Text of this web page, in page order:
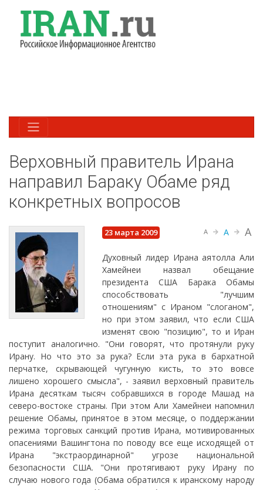
Верховный правитель Ирана
направил Бараку Обаме ряд
конкретных вопросов
23 марта 2009 A A A
Духовный лидер Ирана аятолла Али
Хамейнеи назвал обещание
президента США Барака Обамы
способствовать "лучшим
отношениям" с Ираном "слоганом",
но при этом заявил, что если США
изменят свою "позицию", то и Иран
поступит аналогично. "Они говорят, что протянули руку
Ирану. Но что это за рука? Если эта рука в бархатной
перчатке, скрывающей чугунную кисть, то это вовсе
лишено хорошего смысла", - заявил верховный правитель
Ирана десяткам тысяч собравшихся в городе Машад на
северо-востоке страны. При этом Али Хамейнеи напомнил
решение Обамы, принятое в этом месяце, о поддержании
режима торговых санкций против Ирана, мотивированных
опасениями Вашингтона по поводу все еще исходящей от
Ирана "экстраординарной" угрозе национальной
безопасности США. "Они протягивают руку Ирану по
случаю нового года (Обама обратился к иранскому народу